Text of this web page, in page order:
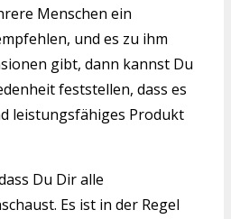
Menschen ein
und es zu ihm
gibt, dann kannst Du
feststellen, dass es
leistungsfähiges Produkt
Du Dir alle
Es ist in der Regel